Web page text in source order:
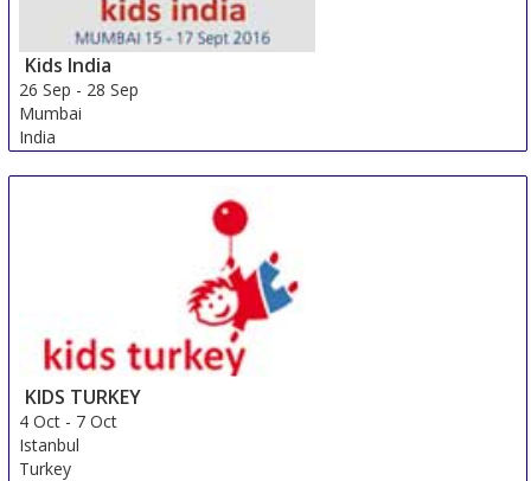
Kids India
26 Sep - 28 Sep
Mumbai
India
KIDS TURKEY
4 Oct - 7 Oct
Istanbul
Turkey